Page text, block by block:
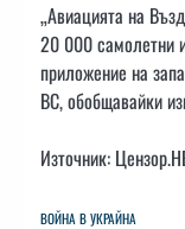
„Авиацията на
20 000 самолетни
приложение на
ВС, обобщавайки
Източник:
ВОЙНА В УКРАЙНА